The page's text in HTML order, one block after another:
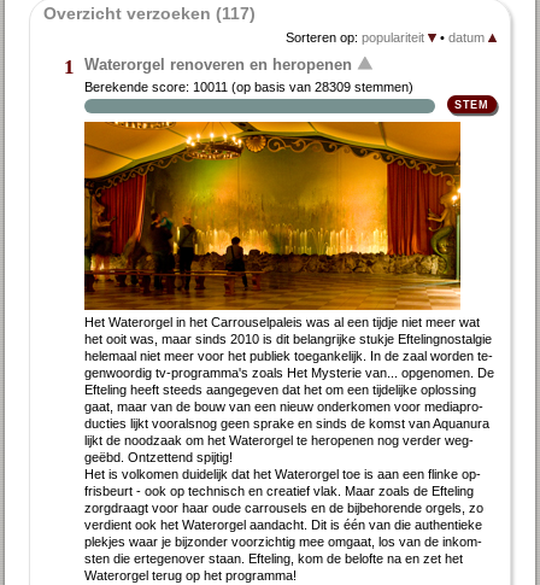
Overzicht verzoeken (117)
Sorteren op: populariteit • datum
1 Waterorgel renoveren en heropenen
Berekende score: 10011 (op basis van28309 stemmen)
Het Wa­ter­or­gel in het Car­rou­sel­pa­leis was al een tijd­je niet meer wat
het ooit was, maar sinds 2010 is dit be­lang­rij­ke stuk­je Ef­te­ling­nostal­gie
he­le­maal niet meer voor het pu­bliek toe­gan­ke­lijk. In de zaal wor­den te­
gen­woor­dig tv-pro­gram­ma's zo­als Het Mysterie van... op­ge­no­men. De
Ef­te­ling heeft steeds aan­ge­ge­ven dat het om een tij­de­lij­ke op­los­sing
gaat, maar van de bouw van een nieuw on­der­ko­men voor me­dia­pro­
duc­ties lijkt voor­als­nog geen spra­ke en sinds de komst van Aquan­ura
lijkt de nood­zaak om het Wa­ter­or­gel te her­o­pe­nen nog ver­der weg­
geëbd. Ont­zet­tend spij­tig!
Het is vol­ko­men dui­de­lijk dat het Wa­ter­or­gel toe is aan een flin­ke op­
fris­beurt - ook op tech­nisch en cre­a­tief vlak. Maar zo­als de Ef­te­ling
zorgdraagt voor haar ou­de car­rou­sels en de bij­be­ho­ren­de or­gels, zo
ver­dient ook het Wa­ter­or­gel aan­dacht. Dit is één van die au­then­tie­ke
plek­jes waar je bij­zon­der voor­zich­tig mee om­gaat, los van de in­kom­
sten die er­te­gen­over staan. Ef­te­ling, kom de be­lof­te na en zet het
Water­orgel terug op het pro­gram­ma!